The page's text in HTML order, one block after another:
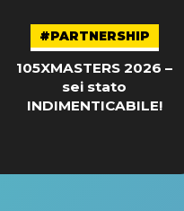
#PARTNERSHIP
105XMASTERS 2026 –
sei stato
INDIMENTICABILE!